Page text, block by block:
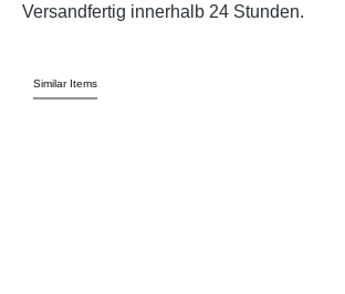
Versandfertig innerhalb 24 Stunden.
Similar Items